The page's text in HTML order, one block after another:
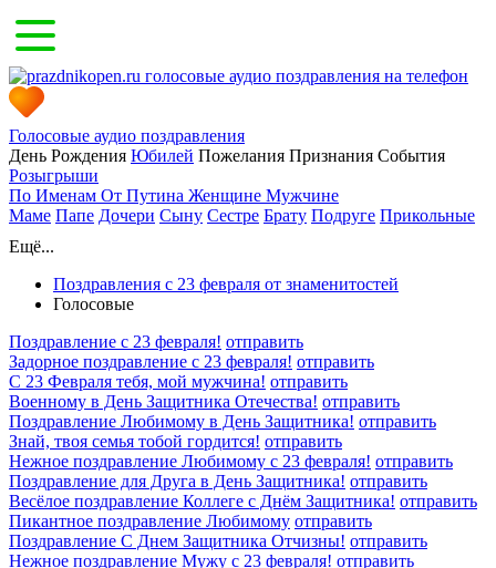
Голосовые аудио поздравления
День Рождения Юбилей Пожелания Признания События
Розыгрыши
По Именам От Путина Женщине Мужчине
Маме Папе Дочери Сыну Сестре Брату Подруге Прикольные
Ещё...
Поздравления с 23 февраля от знаменитостей
Голосовые
Поздравление с 23 февраля! отправить
Задорное поздравление с 23 февраля! отправить
С 23 Февраля тебя, мой мужчина! отправить
Военному в День Защитника Отечества! отправить
Поздравление Любимому в День Защитника! отправить
Знай, твоя семья тобой гордится! отправить
Нежное поздравление Любимому с 23 февраля! отправить
Поздравление для Друга в День Защитника! отправить
Весёлое поздравление Коллеге с Днём Защитника! отправить
Пикантное поздравление Любимому отправить
Поздравление С Днем Защитника Отчизны! отправить
Нежное поздравление Мужу с 23 февраля! отправить